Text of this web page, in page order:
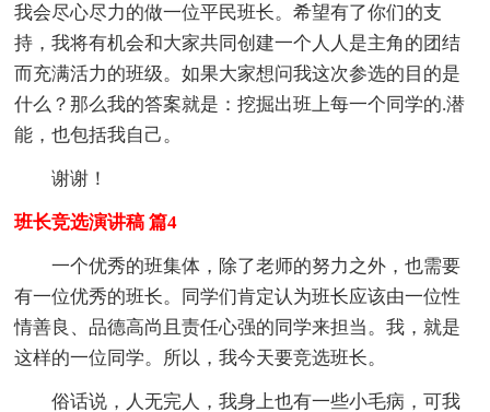
我会尽心尽力的做一位平民班长。希望有了你们的支
持，我将有机会和大家共同创建一个人人是主角的团结
而充满活力的班级。如果大家想问我这次参选的目的是
什么？那么我的答案就是：挖掘出班上每一个同学的.潜
能，也包括我自己。
谢谢！
班长竞选演讲稿 篇4
一个优秀的班集体，除了老师的努力之外，也需要
有一位优秀的班长。同学们肯定认为班长应该由一位性
情善良、品德高尚且责任心强的同学来担当。我，就是
这样的一位同学。所以，我今天要竞选班长。
俗话说，人无完人，我身上也有一些小毛病，可我